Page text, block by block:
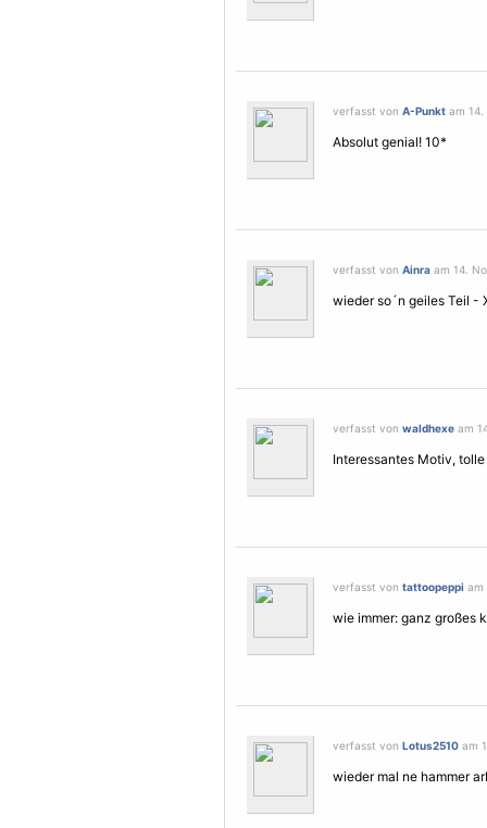
verfasst von A-Punkt am
Absolut genial! 10*
verfasst von Ainra am 14.
wieder so´n geiles Teil -
verfasst von waldhexe am
Interessantes Motiv,
verfasst von tattoopeppi am
wie immer: ganz großes
verfasst von Lotus2510 am
wieder mal ne hammer